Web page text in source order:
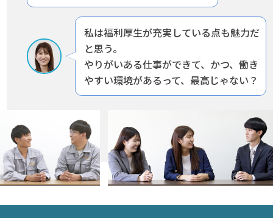
私は福利厚生が充実している点も魅力だ
と思う。
やりがいある仕事ができて、かつ、働き
やすい環境があるって、最高じゃない？